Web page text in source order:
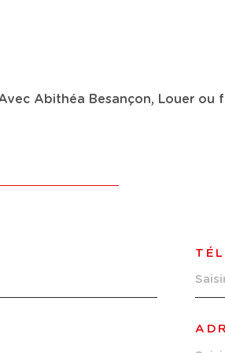
Budget
Abithéa Besançon, Louer ou